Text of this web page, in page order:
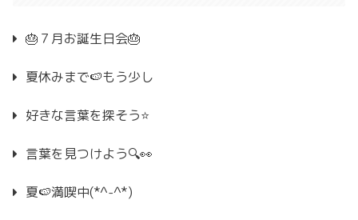
🎂７月お誕生日会🎂
夏休みまで🍉もう少し
好きな言葉を探そう⭐
言葉を見つけよう🔍👀
夏🍉満喫中(*^-^*)